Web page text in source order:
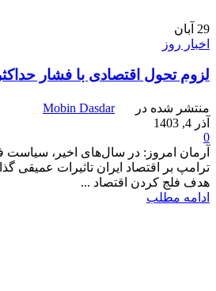
29 آبان
اخبار روز
لزوم تحول اقتصادی با فشار
منتشر شده در
Mobin Dasdar
آذر 4, 1403
0
آرمان امروز: در سال‌های اخیر،
ترامپ بر اقتصاد ایران تاثیرات عمیقی
هدف فلج کردن اقتصاد ...
ادامه مطلب